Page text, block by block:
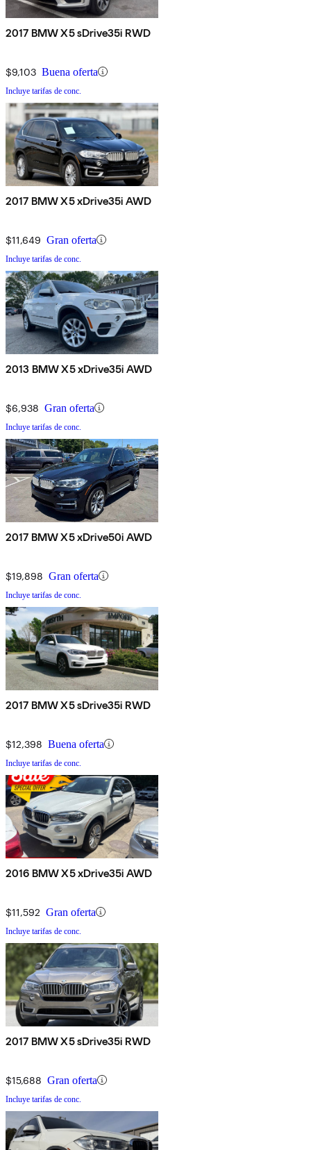
2017 BMW X5 sDrive35i RWD
$9,103 Buena oferta
Incluye tarifas de conc.
2017 BMW X5 xDrive35i AWD
$11,649 Gran oferta
Incluye tarifas de conc.
2013 BMW X5 xDrive35i AWD
$6,938 Gran oferta
Incluye tarifas de conc.
2017 BMW X5 xDrive50i AWD
$19,898 Gran oferta
Incluye tarifas de conc.
2017 BMW X5 sDrive35i RWD
$12,398 Buena oferta
Incluye tarifas de conc.
2016 BMW X5 xDrive35i AWD
$11,592 Gran oferta
Incluye tarifas de conc.
2017 BMW X5 sDrive35i RWD
$15,688 Gran oferta
Incluye tarifas de conc.